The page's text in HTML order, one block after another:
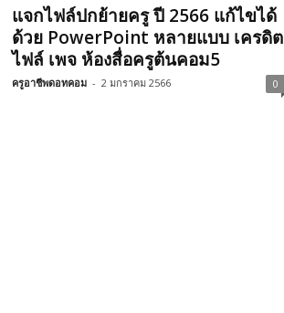
แจกไฟล์ปกย้ายครู ปี 2566 แก้ไขได้
ด้วย PowerPoint หลายแบบ เครดิต
ไฟล์ เพจ ห้องสื่อครูต้นคอม5
ครูอาชีพดอทคอม - 2 มกราคม 2566 0